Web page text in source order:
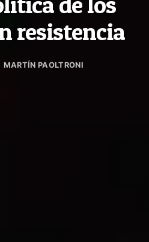
resistencia
MARTÍN PAOLTRONI